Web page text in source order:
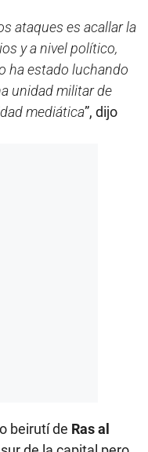
ataques es acallar la
y a nivel político,
ha estado luchando
unidad militar de
mediática”, dijo
beirutí de Ras al